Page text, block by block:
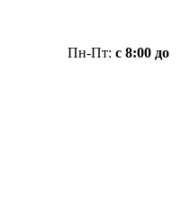
Пн-Пт: с 8:00 до